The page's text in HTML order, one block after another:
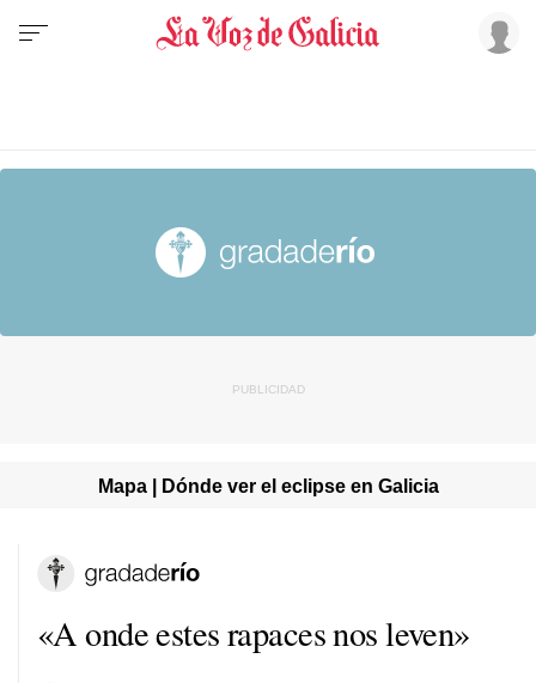
Mapa | Dónde ver el eclipse en Galicia
«A onde estes rapaces nos leven»